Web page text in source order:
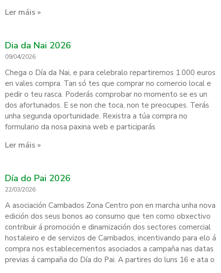
Ler máis »
Dia da Nai 2026
09/04/2026
Chega o Día da Nai, e para celebralo repartiremos 1.000 euros
en vales compra. Tan só tes que comprar no comercio local e
pedir o teu rasca. Poderás comprobar no momento se es un
dos afortunados. E se non che toca, non te preocupes. Terás
unha segunda oportunidade. Rexistra a túa compra no
formulario da nosa paxina web e participarás
Ler máis »
Día do Pai 2026
22/03/2026
A asociación Cambados Zona Centro pon en marcha unha nova
edición dos seus bonos ao consumo que ten como obxectivo
contribuir á promoción e dinamización dos sectores comercial
hostaleiro e de servizos de Cambados, incentivando para elo á
compra nos establecementos asociados a campaña nas datas
previas á campaña do Día do Pai. A partires do luns 16 e ata o